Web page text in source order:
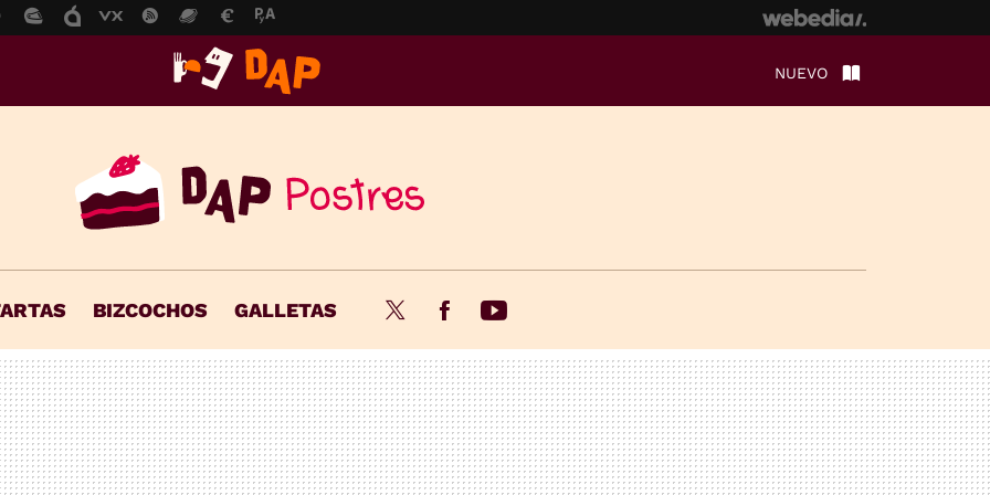
NUEVO
BIZCOCHOS GALLETAS Twitter Facebook